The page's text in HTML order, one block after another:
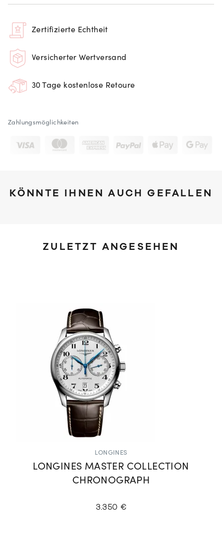
Zertifizierte Echtheit
Versicherter Wertversand
30 Tage kostenlose Retoure
Zahlungsmöglichkeiten
KÖNNTE IHNEN AUCH GEFALLEN
ZULETZT ANGESEHEN
LONGINES
LONGINES MASTER COLLECTION
CHRONOGRAPH
3.350 €